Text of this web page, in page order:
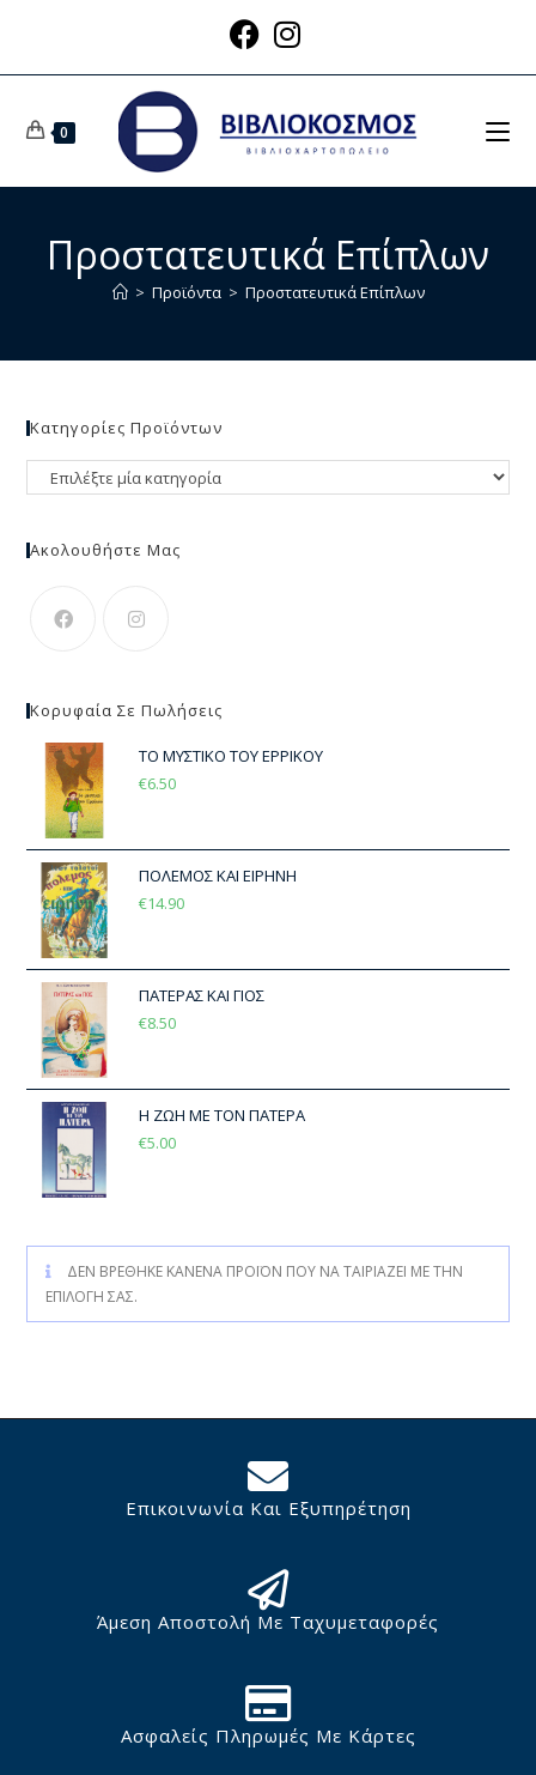
0
Προστατευτικά Επίπλων
> Προϊόντα > Προστατευτικά Επίπλων
Κατηγορίες Προϊόντων
Ακολουθήστε Μας
Κορυφαία Σε Πωλήσεις
ΤΟ ΜΥΣΤΙΚΟ ΤΟΥ ΕΡΡΙΚΟΥ
€6.50
ΠΟΛΕΜΟΣ ΚΑΙ ΕΙΡΗΝΗ
€14.90
ΠΑΤΕΡΑΣ ΚΑΙ ΓΙΟΣ
€8.50
Η ΖΩΗ ΜΕ ΤΟΝ ΠΑΤΕΡΑ
€5.00
ΔΕΝ ΒΡΈΘΗΚΕ ΚΑΝΈΝΑ ΠΡΟΪΌΝ ΠΟΥ ΝΑ ΤΑΙΡΙΆΖΕΙ ΜΕ ΤΗΝ
ΕΠΙΛΟΓΉ ΣΑΣ.
Επικοινωνία Και Εξυπηρέτηση
Άμεση Αποστολή Με Ταχυμεταφορές
Ασφαλείς Πληρωμές Με Κάρτες